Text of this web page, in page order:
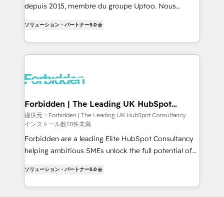
tailored apps, workflows, and configurations. We are
our commitment to data security and compliance. At
OneMetric, we help revenue teams focus on the
OneMetric that matters most: revenue.
depuis 2015, membre du groupe Uptoo. Nous
Ventes et Service sur HubSpot grâce à la Revenue
Architecture : alignement des équipes, pipeline
prévisible, croissance mesurable. 🔌 Intégrations
Dynamics..), VOIP (Aircall, Ringover, Modjo), Shopify,
Extensions (React), Serverless Node.js, Custom
Objects, thèmes HubL, agents IA & Breeze AI. 🎯
Secteurs : Industrie, Distribution B2B, SaaS, Services
B2B, Immobilier, Viticulture, Finance. 🚀 Nos livrables
: migration sécurisée, implémentation Marketing +
HubSpot temps réel, formation équipes. 🏆 +350
projets livrés. Accrédités HubSpot CRM
ソリューション・パートナー5.0
Forbidden | The Leading UK HubSpot
Consultancy
提供元：Forbidden | The Leading UK HubSpot Consultancy
インストール数10件未満
Forbidden are a leading Elite HubSpot Consultancy
helping ambitious SMEs unlock the full potential of
but never see the ROI they expected due to poor
adoption, messy data, and disconnected teams
ソリューション・パートナー5.0